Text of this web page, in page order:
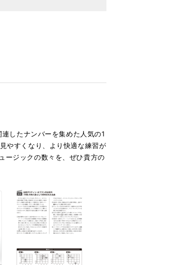
したナンバーを集めた人気の1
やすくなり、より快適な練習が
ージックの数々を、ぜひ貴方の